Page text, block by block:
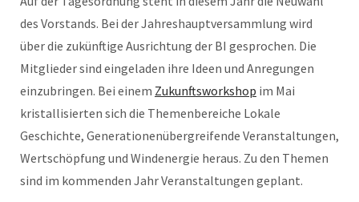
des Vorstands. Bei der Jahreshauptversammlung wird
über die zukünftige Ausrichtung der BI gesprochen. Die
Mitglieder sind eingeladen ihre Ideen und Anregungen
einzubringen. Bei einem Zukunftsworkshop im Mai
kristallisierten sich die Themenbereiche Lokale
Geschichte, Generationenübergreifende Veranstaltungen,
Wertschöpfung und Windenergie heraus. Zu den Themen
sind im kommenden Jahr Veranstaltungen geplant.